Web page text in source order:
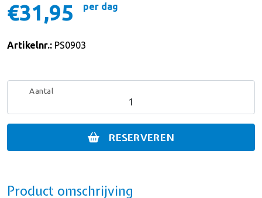
€31,95 per dag
Artikelnr.: PS0903
Aantal
RESERVEREN
Product omschrijving